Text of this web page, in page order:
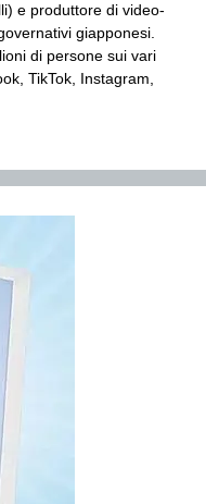
e produttore di video-
giapponesi.
di persone sui vari
TikTok, Instagram,